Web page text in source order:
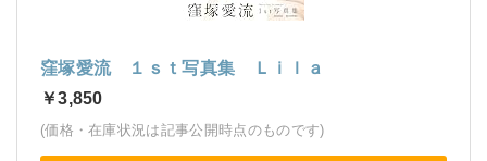
窪塚愛流 １ｓｔ写真集 Ｌｉｌａ
￥3,850
(価格・在庫状況は記事公開時点のものです)